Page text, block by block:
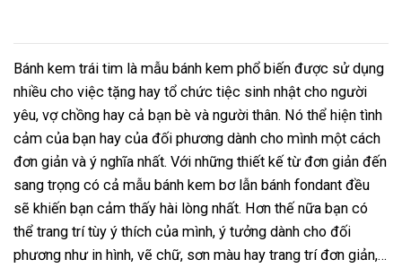
Bánh kem trái tim là mẫu bánh kem phổ biến được sử dụng
nhiều cho việc tặng hay tổ chức tiệc sinh nhật cho người
yêu, vợ chồng hay cả bạn bè và người thân. Nó thể hiện tình
cảm của bạn hay của đối phương dành cho mình một cách
đơn giản và ý nghĩa nhất. Với những thiết kế từ đơn giản đến
sang trọng có cả mẫu bánh kem bơ lẫn bánh fondant đều
sẽ khiến bạn cảm thấy hài lòng nhất. Hơn thế nữa bạn có
thể trang trí tùy ý thích của mình, ý tưởng dành cho đối
phương như in hình, vẽ chữ, sơn màu hay trang trí đơn giản,…